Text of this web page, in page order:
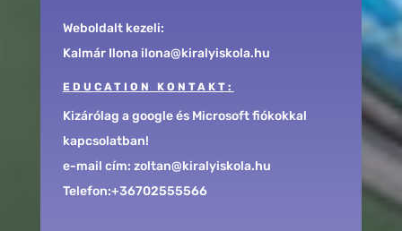
Weboldalt kezeli:
Kalmár Ilona ilona@kiralyiskola.hu
EDUCATION KONTAKT:
Kizárólag a google és Microsoft fiókokkal
kapcsolatban!
e-mail cím: zoltan@kiralyiskola.hu
Telefon:+36702555566